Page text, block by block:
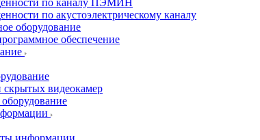
по каналу ПЭМИН
по акустоэлектрическому каналу
оборудование
обеспечение
видеокамер
информации